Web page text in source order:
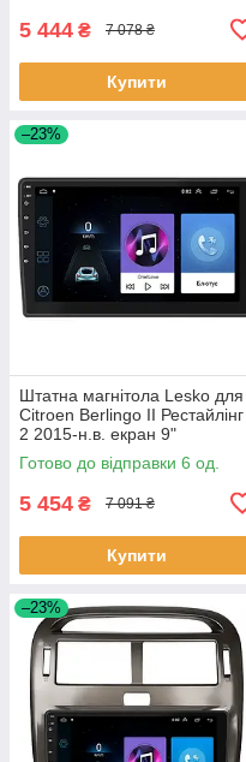
5 444 ₴ 7 078 ₴
Купити
–23%
Штатна магнітола Lesko для
Citroen Berlingo II Рестайлінг
2 2015-н.в. екран 9"
1/16Gb/Wi-Fi GPS Optima 6шт
Готово до відправки 6 од.
5 454 ₴ 7 091 ₴
Купити
–23%